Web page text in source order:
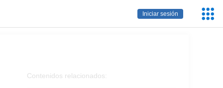
Iniciar sesión
Contenidos relacionados: